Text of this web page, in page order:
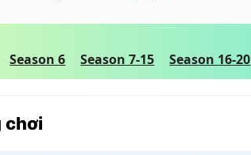
Season 6 Season 7-15 Season 16-20
chơi